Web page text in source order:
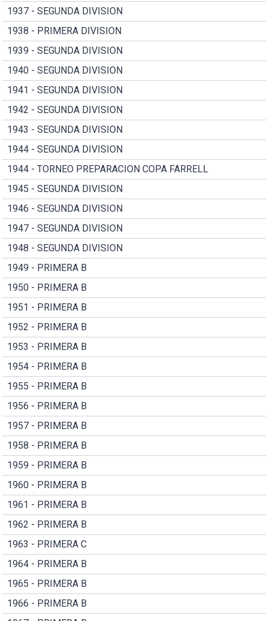
1937 - SEGUNDA DIVISION
1938 - PRIMERA DIVISION
1939 - SEGUNDA DIVISION
1940 - SEGUNDA DIVISION
1941 - SEGUNDA DIVISION
1942 - SEGUNDA DIVISION
1943 - SEGUNDA DIVISION
1944 - SEGUNDA DIVISION
1944 - TORNEO PREPARACION COPA FARRELL
1945 - SEGUNDA DIVISION
1946 - SEGUNDA DIVISION
1947 - SEGUNDA DIVISION
1948 - SEGUNDA DIVISION
1949 - PRIMERA B
1950 - PRIMERA B
1951 - PRIMERA B
1952 - PRIMERA B
1953 - PRIMERA B
1954 - PRIMERA B
1955 - PRIMERA B
1956 - PRIMERA B
1957 - PRIMERA B
1958 - PRIMERA B
1959 - PRIMERA B
1960 - PRIMERA B
1961 - PRIMERA B
1962 - PRIMERA B
1963 - PRIMERA C
1964 - PRIMERA B
1965 - PRIMERA B
1966 - PRIMERA B